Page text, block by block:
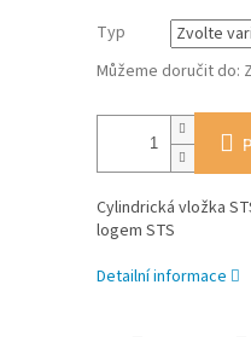
Typ
Můžeme doručit do:
Cylindrická vložka
logem STS
Detailní informace